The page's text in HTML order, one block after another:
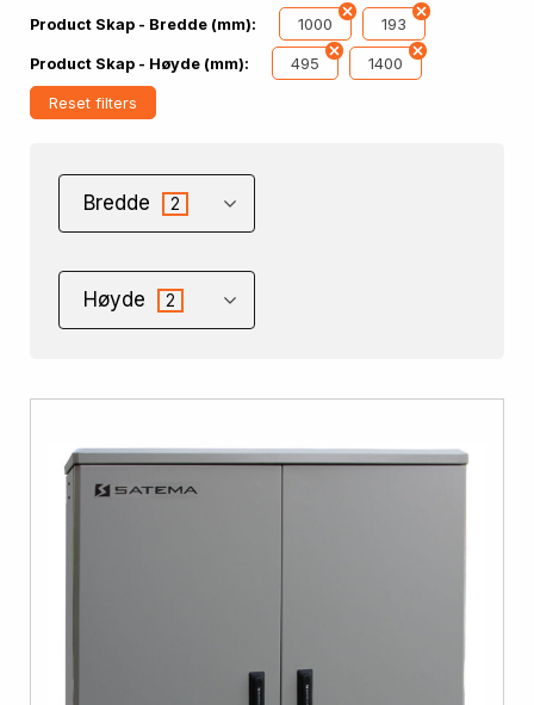
Product Skap - Bredde (mm): 1000 193
Product Skap - Høyde (mm): 495 1400
Reset filters
Bredde 2
Høyde 2